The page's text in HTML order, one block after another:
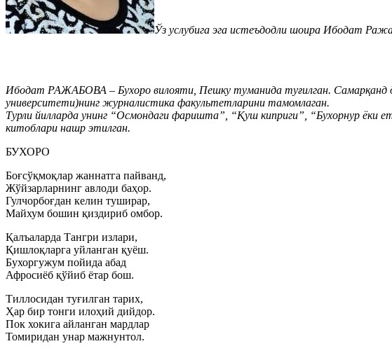
Ўз услубига эга истеъдодли шоира Ибодат
Ибодат РАЖАБОВА – Бухоро вилояти, Пешку туманида туғилган. Самарқанд
университети)нинг журналистика факультетларини тамомлаган.
Турли йилларда унинг “Осмондаги фаришта”, “Қуш киприги”, “Бухорнур ёки
китоблари нашр этилган.
БУХОРО
Боғсўқмоқлар жаннатга пайванд,
Жўйзарларнинг авлоди баҳор.
Гулчорбоғдан келин туширар,
Майхум бошин қиздириб омбор.
Қалъаларда Тангри излари,
Қишлоқларга уйланган қуёш.
Бухоргужум пойида абад
Афросиёб қўйиб ётар бош.
Тиллосидан туғилган тарих,
Ҳар бир тонги илоҳий дийдор.
Пок хокига айланган мардлар
Томиридан унар мажнунтол.